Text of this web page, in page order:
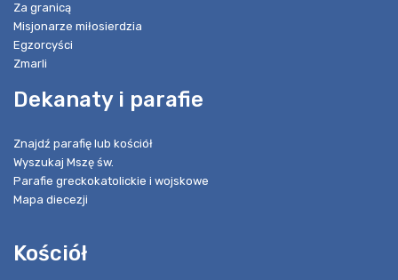
Za granicą
Misjonarze miłosierdzia
Egzorcyści
Zmarli
Dekanaty i parafie
Znajdź parafię lub kościół
Wyszukaj Mszę św.
Parafie greckokatolickie i wojskowe
Mapa diecezji
Kościół